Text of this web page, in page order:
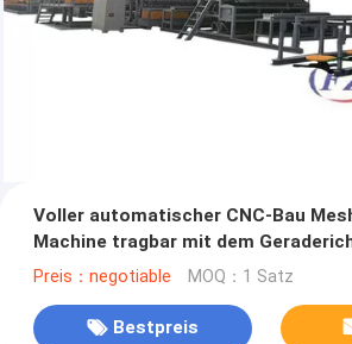
Voller automatischer CNC-Bau
Machine tragbar mit dem
Preis：negotiable MOQ：1 Satz
Bestpreis